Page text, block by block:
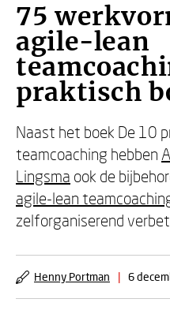
75
agile-lean
praktisch
Naast het boek De 10
teamcoaching hebben
Lingsma ook de
agile-lean
zelforganiserend
Henny Portman | 6